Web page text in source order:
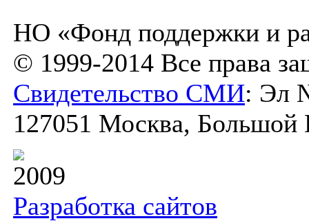
НО «Фонд поддержки и
© 1999-2014 Все права
Свидетельство СМИ: Эл
127051 Москва, Большой
2009
Разработка сайтов